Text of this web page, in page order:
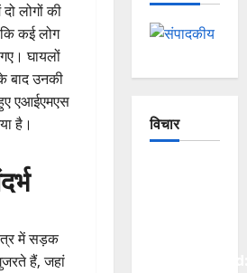
लोगों की
कई लोग
घायलों
बाद उनकी
एआईएमएस
है।
में सड़क
हैं, जहां
विचार